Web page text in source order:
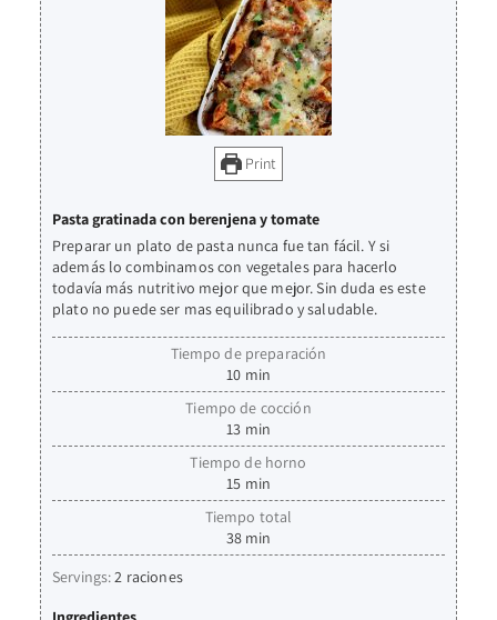
Print
Pasta gratinada con berenjena y tomate
Preparar un plato de pasta nunca fue tan fácil. Y si
además lo combinamos con vegetales para hacerlo
todavía más nutritivo mejor que mejor. Sin duda es este
plato no puede ser mas equilibrado y saludable.
Tiempo de preparación
10 min
Tiempo de cocción
13 min
Tiempo de horno
15 min
Tiempo total
38 min
Servings:2 raciones